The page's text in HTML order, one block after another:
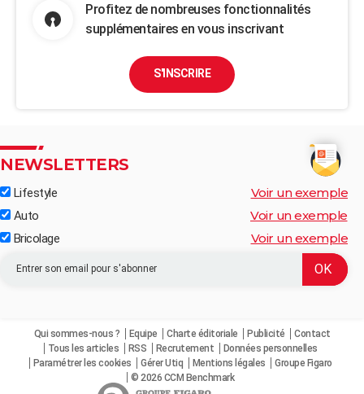
Profitez de nombreuses fonctionnalités
supplémentaires en vous inscrivant
S'INSCRIRE
NEWSLETTERS
Lifestyle Voir un exemple
Auto Voir un exemple
Bricolage Voir un exemple
Qui sommes-nous ? Equipe Charte éditoriale Publicité
Contact
Tous les articles
RSS Recrutement
Données personnelles
Paramétrer les cookies
Gérer Utiq Mentions légales
Groupe Figaro
© 2026 CCM Benchmark